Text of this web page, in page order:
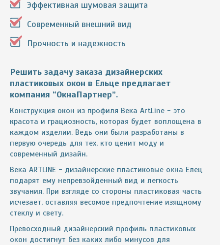
Эффективная шумовая защита
Современный внешний вид
Прочность и надежность
Решить задачу заказа дизайнерских
пластиковых окон в Ельце предлагает
компания “ОкнаПартнер”.
Конструкция окон из профиля Века ArtLine - это
красота и грациозность, которая будет воплощена в
каждом изделии. Ведь они были разработаны в
первую очередь для тех, кто ценит моду и
современный дизайн.
Века ARTLINE - дизайнерские пластиковые окна Елец
подарят ему непревзойденный вид и легкость
звучания. При взгляде со стороны пластиковая часть
исчезает, оставляя весомое предпочтение изящному
стеклу и свету.
Превосходный дизайнерский профиль пластиковых
окон достигнут без каких либо минусов для